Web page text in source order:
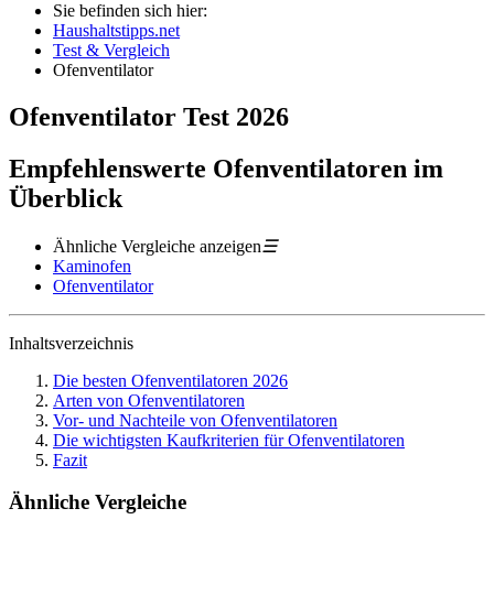
Sie befinden sich hier:
Haushaltstipps.net
Test & Vergleich
Ofenventilator
Ofenventilator Test 2026
Empfehlenswerte Ofenventilatoren im
Überblick
Ähnliche Vergleiche anzeigen☰
Kaminofen
Ofenventilator
Inhaltsverzeichnis
Die besten Ofenventilatoren 2026
Arten von Ofenventilatoren
Vor- und Nachteile von Ofenventilatoren
Die wichtigsten Kaufkriterien für Ofenventilatoren
Fazit
Ähnliche Vergleiche